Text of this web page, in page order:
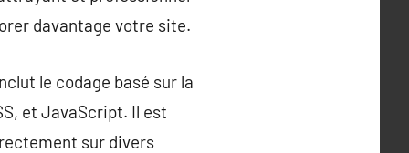
davantage votre site.
le codage basé sur la
et JavaScript. Il est
sur divers